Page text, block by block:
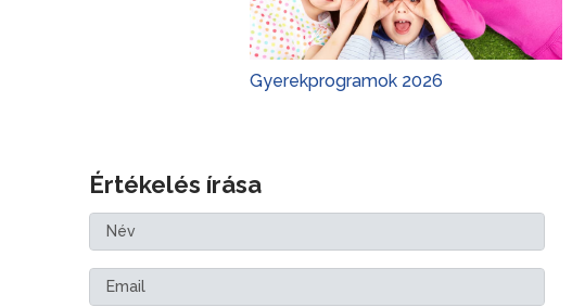
Gyerekprogramok 2026
Értékelés írása